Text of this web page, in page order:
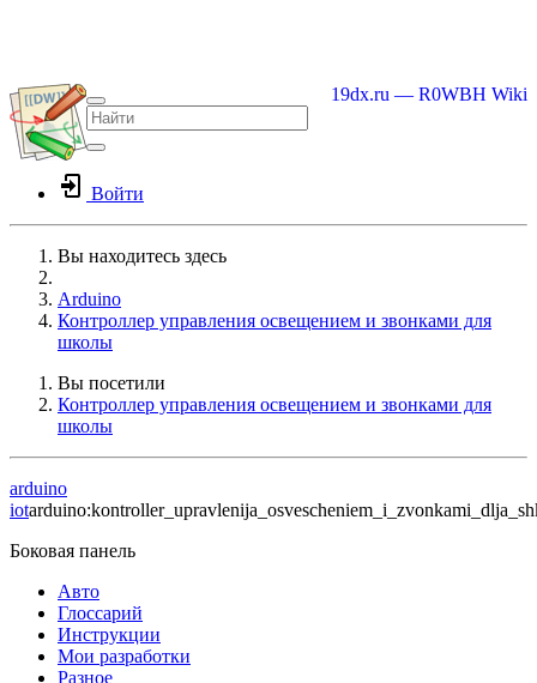
19dx.ru — R0WBH Wiki
Войти
Вы находитесь здесь
Arduino
Контроллер управления освещением и звонками для
школы
Вы посетили
Контроллер управления освещением и звонками для
школы
arduino
iot
Боковая панель
Авто
Глоссарий
Инструкции
Мои разработки
Разное